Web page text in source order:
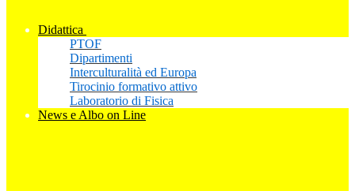
Didattica
PTOF
Dipartimenti
Interculturalità ed Europa
Tirocinio formativo attivo
Laboratorio di Fisica
News e Albo on Line